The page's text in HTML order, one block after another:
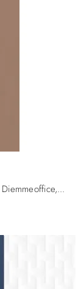
Se sei alla ricerca di sedie ospiti e attesa di Diemmeoffice, clicca e ottieni informazioni sul modello Poltroncina ospiti e attesa Pass in tessuto ...